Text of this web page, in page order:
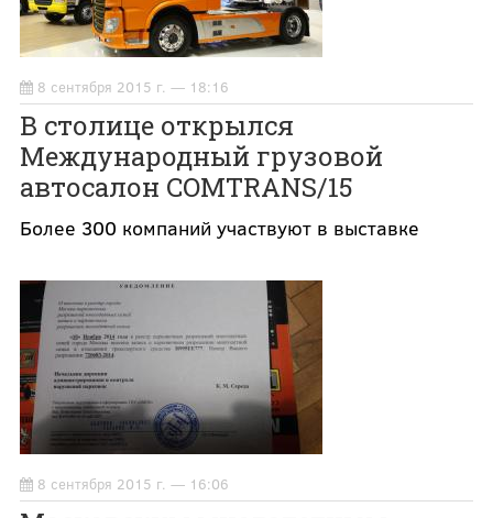
8 сентября 2015 г. — 18:16
В столице открылся
Международный грузовой
автосалон COMTRANS/15
Более 300 компаний участвуют в выставке
8 сентября 2015 г. — 16:06